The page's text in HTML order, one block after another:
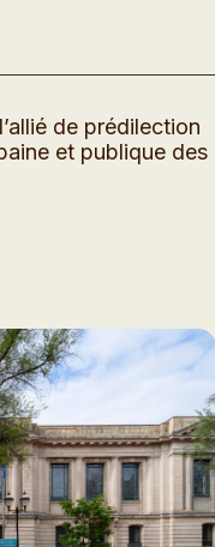
de prédilection
et publique des